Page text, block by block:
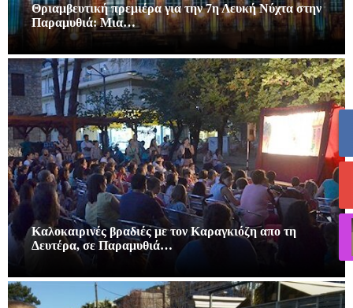
Θριαμβευτική πρεμιέρα για την 7η Λευκή Νύχτα στην
Παραμυθιά: Μια…
Καλοκαιρινές βραδιές με τον Καραγκιόζη απο τη
Δευτέρα, σε Παραμυθιά…